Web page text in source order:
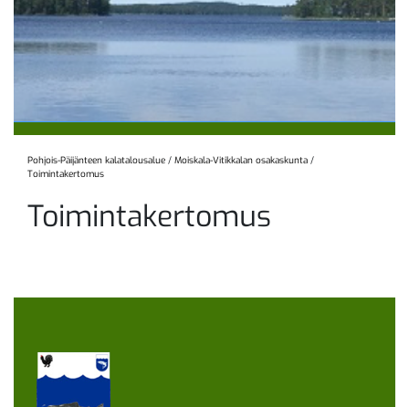
Pohjois-Päijänteen kalatalousalue / Moiskala-Vitikkalan osakaskunta /
Toimintakertomus
Toimintakertomus